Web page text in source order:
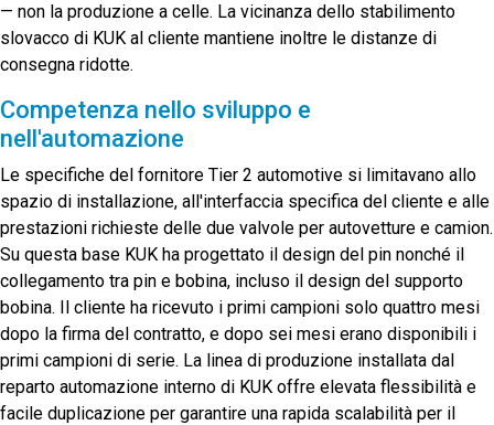
— non la produzione a celle. La vicinanza dello stabilimento
slovacco di KUK al cliente mantiene inoltre le distanze di
consegna ridotte.
Competenza nello sviluppo e
nell'automazione
Le specifiche del fornitore Tier 2 automotive si limitavano allo
spazio di installazione, all'interfaccia specifica del cliente e alle
prestazioni richieste delle due valvole per autovetture e camion.
Su questa base KUK ha progettato il design del pin nonché il
collegamento tra pin e bobina, incluso il design del supporto
bobina. Il cliente ha ricevuto i primi campioni solo quattro mesi
dopo la firma del contratto, e dopo sei mesi erano disponibili i
primi campioni di serie. La linea di produzione installata dal
reparto automazione interno di KUK offre elevata flessibilità e
facile duplicazione per garantire una rapida scalabilità per il